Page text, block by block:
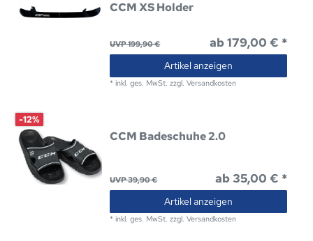
CCM XS Holder
UVP 199,90 € ab 179,00 € *
Artikel anzeigen
*inkl. ges. MwSt. zzgl.Versandkosten
-12%
CCM Badeschuhe 2.0
UVP 39,90 € ab 35,00 € *
Artikel anzeigen
*inkl. ges. MwSt. zzgl.Versandkosten